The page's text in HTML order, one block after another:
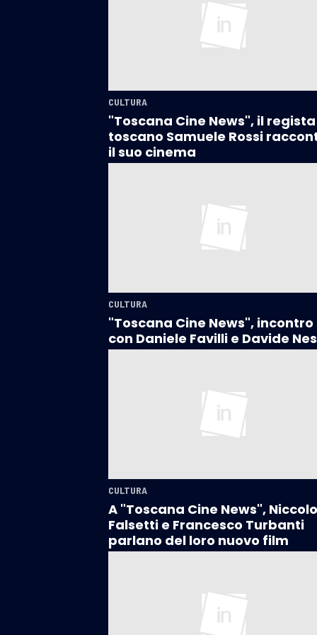
CULTURA
"Toscana Cine News", il regista
toscano Samuele Rossi
il suo cinema
CULTURA
"Toscana Cine News", incontro
con Daniele Favilli e Davide
CULTURA
A "Toscana Cine News", Niccolo
Falsetti e Francesco Turbanti
parlano del loro nuovo film